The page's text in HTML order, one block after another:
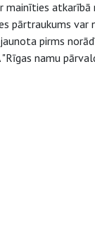
mainīties
pārtraukums
pirms
namu